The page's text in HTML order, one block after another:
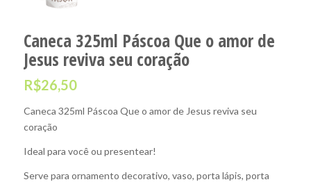
Caneca 325ml Páscoa Que o amor de
Jesus reviva seu coração
R$26,50
Caneca 325ml Páscoa Que o amor de Jesus reviva seu
coração
Ideal para você ou presentear!
Serve para ornamento decorativo, vaso, porta lápis, porta